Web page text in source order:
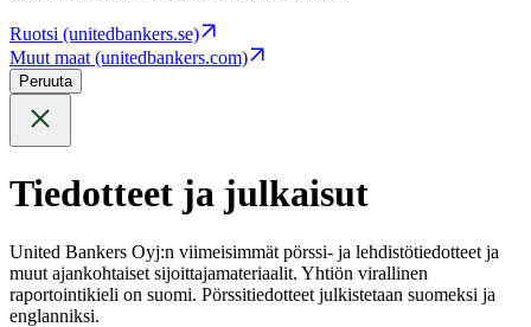
Ruotsi (unitedbankers.se)
Muut maat (unitedbankers.com)
Peruuta
Tiedotteet ja julkaisut
United Bankers Oyj:n viimeisimmät pörssi- ja lehdistötiedotteet ja
muut ajankohtaiset sijoittajamateriaalit. Yhtiön virallinen
raportointikieli on suomi. Pörssitiedotteet julkistetaan suomeksi ja
englanniksi.